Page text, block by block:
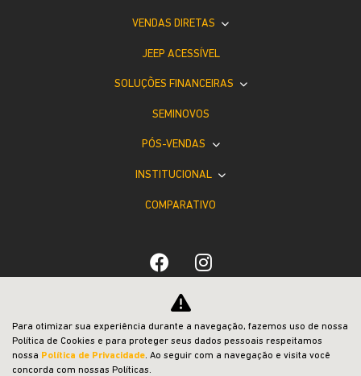
VENDAS DIRETAS
JEEP ACESSÍVEL
SOLUÇÕES FINANCEIRAS
SEMINOVOS
PÓS-VENDAS
INSTITUCIONAL
COMPARATIVO
Desacelere. Seu bem maior é a vida.
Para otimizar sua experiência durante a navegação, fazemos uso de nossa
Política de Cookies e para proteger seus dados pessoais respeitamos
nossa Política de Privacidade. Ao seguir com a navegação e visita você
concorda com nossas Políticas.